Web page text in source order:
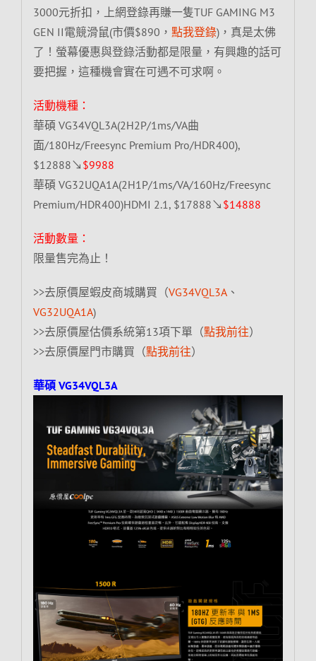
3000元折扣，上網登錄再賺一隻TUF GAMING M3
GEN II電競滑鼠(市價$890， 點我登錄)，真是太佛
了！螢幕優惠與登錄活動都是限量，有興趣的話可
要把握，這種機會實在可遇不可求啊。
活動機種：
華碩 VG34VQL3A(2H2P/1ms/VA曲
面/180Hz/Freesync Premium Pro/HDR400),
$12888↘ $9988
華碩 VG32UQA1A(2H1P/1ms/VA/160Hz/Freesync
Premium/HDR400)HDMI 2.1, $17888↘ $14888
活動數量：
限量售完為止！
>>去原價屋蝦皮商城購買（VG34VQL3A、
VG32UQA1A)
>>去原價屋估價系統第13項下單（點我前往）
>>去原價屋門市購買（點我前往）
華碩 VG34VQL3A